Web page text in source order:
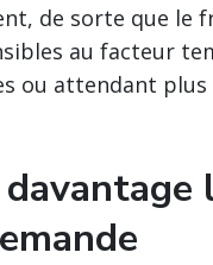
de sorte que le
au facteur
ou attendant